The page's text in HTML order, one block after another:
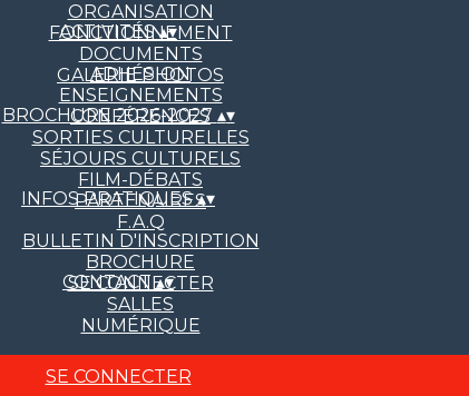
ORGANISATION
FONCTIONNEMENT
DOCUMENTS
GALERIE PHOTOS
ACTIVITÉS▴▾
ADHÉSION
ENSEIGNEMENTS
CONFÉRENCES
SORTIES CULTURELLES
SÉJOURS CULTURELS
FILM-DÉBATS
PARTENAIRES
F.A.Q
BROCHURE 2026-2027 ▴▾
INFOS PRATIQUES▴▾
BULLETIN D'INSCRIPTION
BROCHURE
SE CONNECTER
SALLES
NUMÉRIQUE
CONTACT▴▾
SE CONNECTER